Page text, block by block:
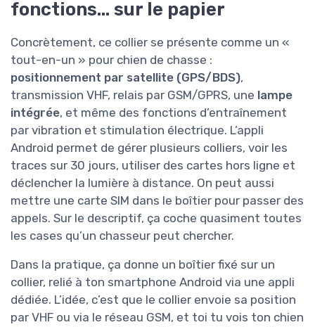
fonctions… sur le papier
Concrètement, ce collier se présente comme un «
tout-en-un » pour chien de chasse :
positionnement par satellite (GPS/BDS),
transmission VHF, relais par GSM/GPRS, une lampe
intégrée, et même des fonctions d’entraînement
par vibration et stimulation électrique. L’appli
Android permet de gérer plusieurs colliers, voir les
traces sur 30 jours, utiliser des cartes hors ligne et
déclencher la lumière à distance. On peut aussi
mettre une carte SIM dans le boîtier pour passer des
appels. Sur le descriptif, ça coche quasiment toutes
les cases qu’un chasseur peut chercher.
Dans la pratique, ça donne un boîtier fixé sur un
collier, relié à ton smartphone Android via une appli
dédiée. L’idée, c’est que le collier envoie sa position
par VHF ou via le réseau GSM, et toi tu vois ton chien